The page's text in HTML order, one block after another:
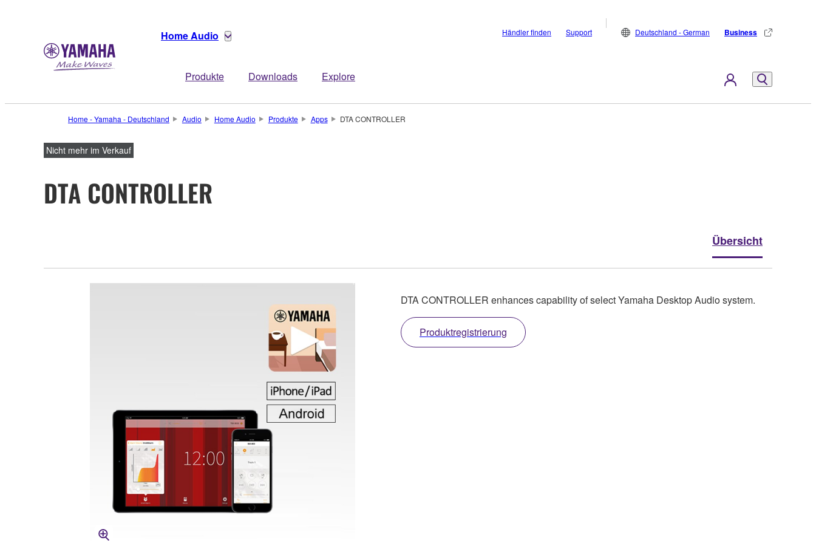
Home Audio
Produkte Downloads Explore
Händler finden Support Deutschland - German Business
Home - Yamaha - Deutschland Audio Home Audio Produkte Apps DTA CONTROLLER
Nicht mehr im Verkauf
DTA CONTROLLER
Übersicht
DTA CONTROLLER enhances capability of select Yamaha Desktop Audio system.
Produktregistrierung